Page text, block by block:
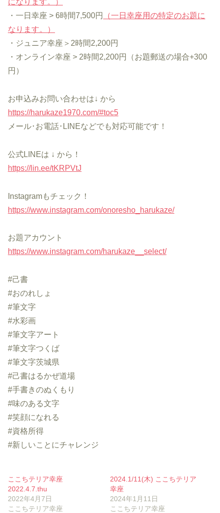
になります。）
・一日幸座 > 6時間7,500円
（一日幸座用の特定のお題に
なります。）
・ジュニア幸座＞2時間2,200円
・オンライン幸座 > 2時間2,200円（お題郵送の場合+300
円）
お申込みお問い合わせは↓ から
https://harukaze1970.com/#toc5
メール･お電話･LINEなどでも対応可能です！
公式LINEは ↓ から！
https://lin.ee/tKRPVtJ
Instagramもチェック！
https://www.instagram.com/onoresho_harukaze/
お題アカウント
https://www.instagram.com/harukaze__select/
#己書
#おのれしょ
#筆文字
#水彩画
#筆文字アート
#筆文字つくば
#筆文字茨城県
#己書はるかぜ道場
#手書きのぬくもり
#味のある文字
#笑顔になれる
#資格所得
#新しいことにチャレンジ
ここちテリア幸座
2022.4.7.thu
2022年4月7日
ここちテリア幸座
2024.1/11(木) ここちテリア
幸座
2024年1月11日
ここちテリア幸座